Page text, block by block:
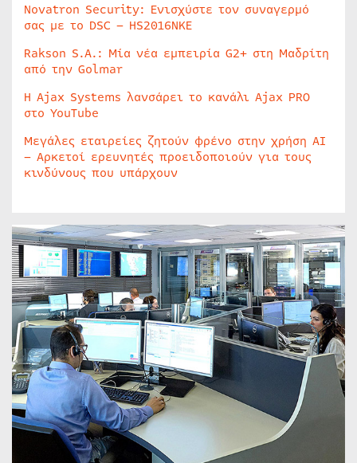
Novatron Security: Ενισχύστε τον συναγερμό
σας με το DSC – HS2016NKE
Rakson S.A.: Μία νέα εμπειρία G2+ στη Μαδρίτη
από την Golmar
Η Ajax Systems λανσάρει το κανάλι Ajax PRO
στο YouTube
Μεγάλες εταιρείες ζητούν φρένο στην χρήση AI
– Αρκετοί ερευνητές προειδοποιούν για τους
κινδύνους που υπάρχουν